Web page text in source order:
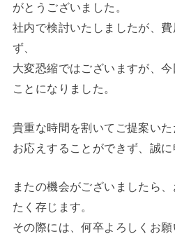
がとうございました。
社内で検討いたしましたが、
ず、
大変恐縮ではございますが、
ことになりました。
貴重な時間を割いてご提案い
お応えすることができず、誠に
またの機会がございましたら
たく存じます。
その際には、何卒よろしくお願